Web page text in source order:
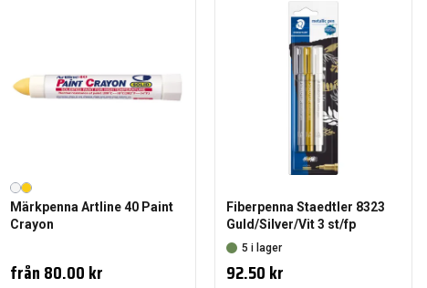
Märkpenna Artline 40 Paint
Crayon
från80.00 kr
Fiberpenna Staedtler 8323
Guld/Silver/Vit 3 st/fp
5 i lager
92.50 kr